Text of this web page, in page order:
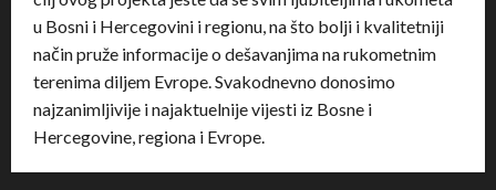
u Bosni i Hercegovini i regionu, na što bolji i kvalitetniji
način pruže informacije o dešavanjima na rukometnim
terenima diljem Evrope. Svakodnevno donosimo
najzanimljivije i najaktuelnije vijesti iz Bosne i
Hercegovine, regiona i Evrope.